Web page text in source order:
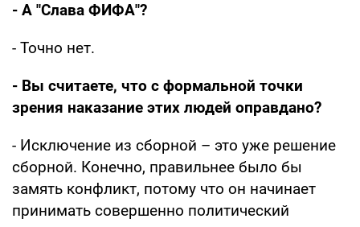
- А "Слава ФИФА"?
- Точно нет.
- Вы считаете, что с формальной точки
зрения наказание этих людей оправдано?
- Исключение из сборной – это уже решение
сборной. Конечно, правильнее было бы
замять конфликт, потому что он начинает
принимать совершенно политический